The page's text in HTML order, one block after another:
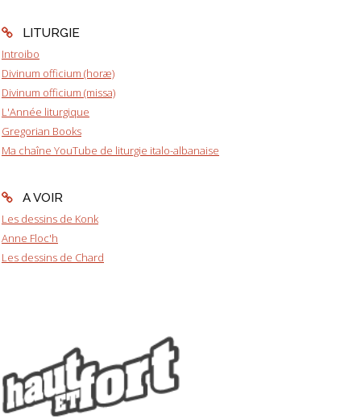
LITURGIE
Introibo
Divinum officium (horæ)
Divinum officium (missa)
L'Année liturgique
Gregorian Books
Ma chaîne YouTube de liturgie italo-albanaise
A VOIR
Les dessins de Konk
Anne Floc'h
Les dessins de Chard